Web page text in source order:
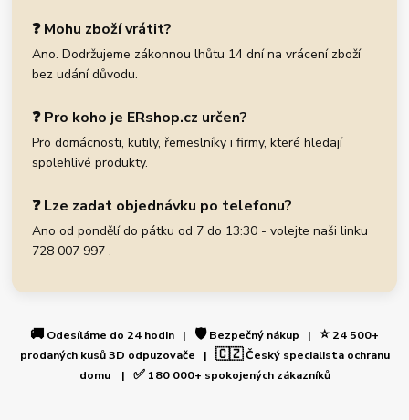
❓ Mohu zboží vrátit?
Ano. Dodržujeme zákonnou lhůtu 14 dní na vrácení zboží
bez udání důvodu.
❓ Pro koho je ERshop.cz určen?
Pro domácnosti, kutily, řemeslníky i firmy, které hledají
spolehlivé produkty.
❓ Lze zadat objednávku po telefonu?
Ano od pondělí do pátku od 7 do 13:30 - volejte naši linku
728 007 997 .
🚚 Odesíláme do 24 hodin | 🛡️Bezpečný nákup | ⭐24 500+
prodaných kusů 3D odpuzovače | 🇨🇿Český specialista ochranu
domu | ✅180 000+ spokojených zákazníků